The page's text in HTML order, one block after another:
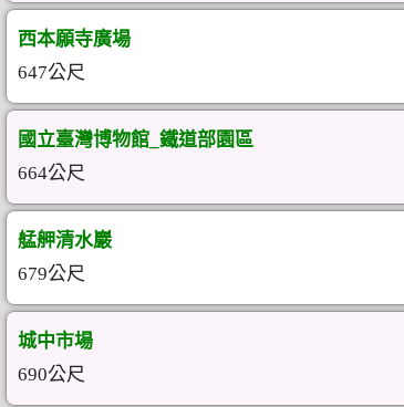
西本願寺廣場
647公尺
國立臺灣博物館_鐵道部園區
664公尺
艋舺清水巖
679公尺
城中市場
690公尺